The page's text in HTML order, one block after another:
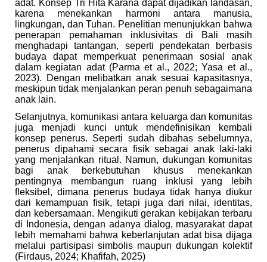
adat. Konsep Tri Hita Karana dapat dijadikan landasan,
karena menekankan harmoni antara manusia,
lingkungan, dan Tuhan. Penelitian menunjukkan bahwa
penerapan pemahaman inklusivitas di Bali masih
menghadapi tantangan, seperti pendekatan berbasis
budaya dapat memperkuat penerimaan sosial anak
dalam kegiatan adat (Parma et al., 2022; Yasa et al.,
2023). Dengan melibatkan anak sesuai kapasitasnya,
meskipun tidak menjalankan peran penuh sebagaimana
anak lain.
Selanjutnya, komunikasi antara keluarga dan komunitas
juga menjadi kunci untuk mendefinisikan kembali
konsep penerus. Seperti sudah dibahas sebelumnya,
penerus dipahami secara fisik sebagai anak laki-laki
yang menjalankan ritual. Namun, dukungan komunitas
bagi anak berkebutuhan khusus menekankan
pentingnya membangun ruang inklusi yang lebih
fleksibel, dimana penerus budaya tidak hanya diukur
dari kemampuan fisik, tetapi juga dari nilai, identitas,
dan kebersamaan. Mengikuti gerakan kebijakan terbaru
di Indonesia, dengan adanya dialog, masyarakat dapat
lebih memahami bahwa keberlanjutan adat bisa dijaga
melalui partisipasi simbolis maupun dukungan kolektif
(Firdaus, 2024; Khafifah, 2025)